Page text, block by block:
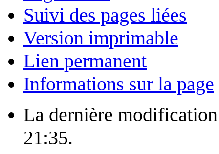
Suivi des pages liées
Version imprimable
Lien permanent
Informations sur la page
La dernière
21:35.